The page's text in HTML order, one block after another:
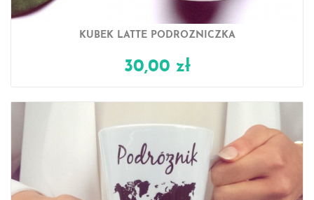
KUBEK LATTE PODRÓŻNICZKA
30,00 zł